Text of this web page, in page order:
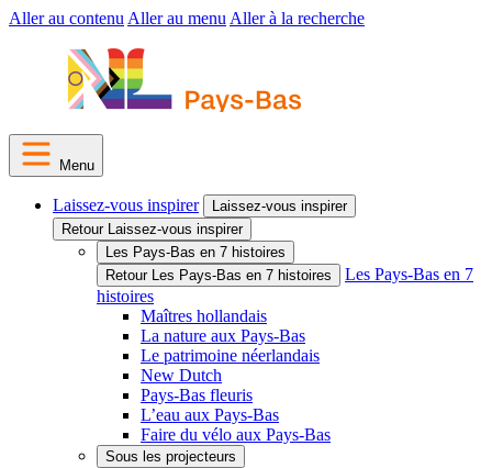
Aller au contenu Aller au menu Aller à la recherche
Menu
Laissez-vous inspirer
Laissez-vous inspirer
Retour Laissez-vous inspirer
Les Pays-Bas en 7 histoires
Retour Les Pays-Bas en 7 histoires
Les Pays-Bas en 7
histoires
Maîtres hollandais
La nature aux Pays-Bas
Le patrimoine néerlandais
New Dutch
Pays-Bas fleuris
L’eau aux Pays-Bas
Faire du vélo aux Pays-Bas
Sous les projecteurs